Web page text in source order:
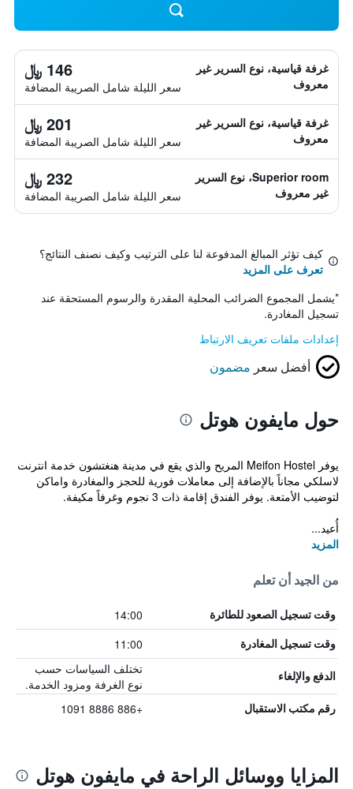
غرفة قياسية، نوع السرير غير
معروف
146 ﷼
سعر الليلة شامل الصريبة المضافة
غرفة قياسية، نوع السرير غير
معروف
201 ﷼
سعر الليلة شامل الصريبة المضافة
Superior room، نوع السرير
غير معروف
232 ﷼
سعر الليلة شامل الصريبة المضافة
كيف تؤثر المبالغ المدفوعة لنا على الترتيب وكيف نصنف النتائج؟
تعرف على المزيد
*يشمل المجموع الضرائب المحلية المقدرة والرسوم المستحقة عند
تسجيل المغادرة.
إعدادات ملفات تعريف الارتباط
أفضل سعر مضمون
حول مايفون هوتل
يوفر Meifon Hostel المريح والذي يقع في مدينة هنغتشون خدمة انترنت
لاسلكي مجاناً بالإضافة إلى معاملات فورية للحجز والمغادرة واماكن
لتوضيب الأمتعة. يوفر الفندق إقامة ذات 3 نجوم وغرفاً مكيفة.
أُعيد...
المزيد
من الجيد أن تعلم
وقت تسجيل الصعود للطائرة 14:00
وقت تسجيل المغادرة 11:00
الدفع والإلغاء
تختلف السياسات حسب
نوع الغرفة ومزود الخدمة.
رقم مكتب الاستقبال +886 8886 1091
المزايا ووسائل الراحة في مايفون هوتل